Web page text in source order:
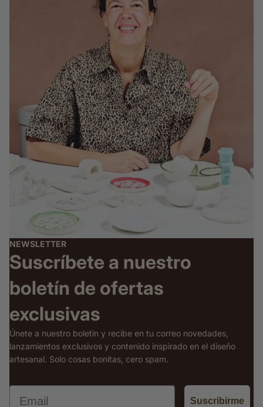
NEWSLETTER
Suscríbete a nuestro
boletín de ofertas
exclusivas
Únete a nuestro boletín y recibe en tu correo novedades,
lanzamientos exclusivos y contenido inspirado en el diseño
artesanal. Solo cosas bonitas, cero spam.
Suscribirme